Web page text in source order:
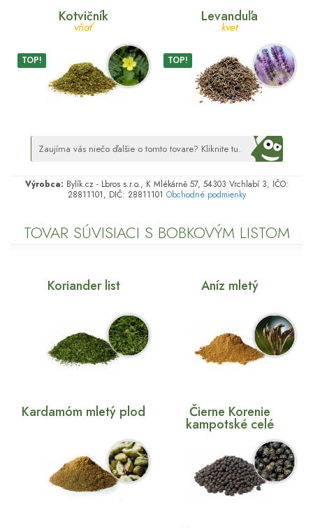
Kotvičník
vňať
TOP!
Levanduľa
kvet
TOP!
Zaujíma vás niečo ďalšie o tomto tovare? Kliknite tu.
Výrobca: Bylík.cz - Lbros s.r.o., K Mlékárně 57, 54303 Vrchlabí 3, IČO:
28811101, DIČ: 28811101 Obchodné podmienky
TOVAR SÚVISIACI S BOBKOVÝM LISTOM
Koriander list Aníz mletý
Kardamóm mletý plod Čierne Korenie
kampotské celé